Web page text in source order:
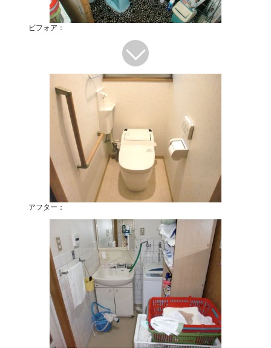
ビフォア：
アフター：